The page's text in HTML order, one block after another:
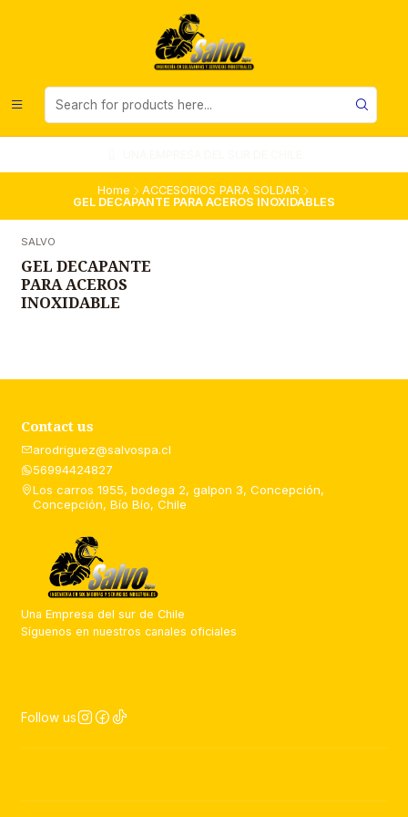
Home
ACCESORIOS PARA SOLDAR
GEL DECAPANTE PARA ACEROS INOXIDABLES
SALVO
GEL DECAPANTE
PARA ACEROS
INOXIDABLE
Contact us
arodriguez@salvospa.cl
56994424827
Los carros 1955, bodega 2, galpon 3, Concepción,
Concepción, Bío Bío, Chile
Una Empresa del sur de Chile
Síguenos en nuestros canales oficiales
Follow us